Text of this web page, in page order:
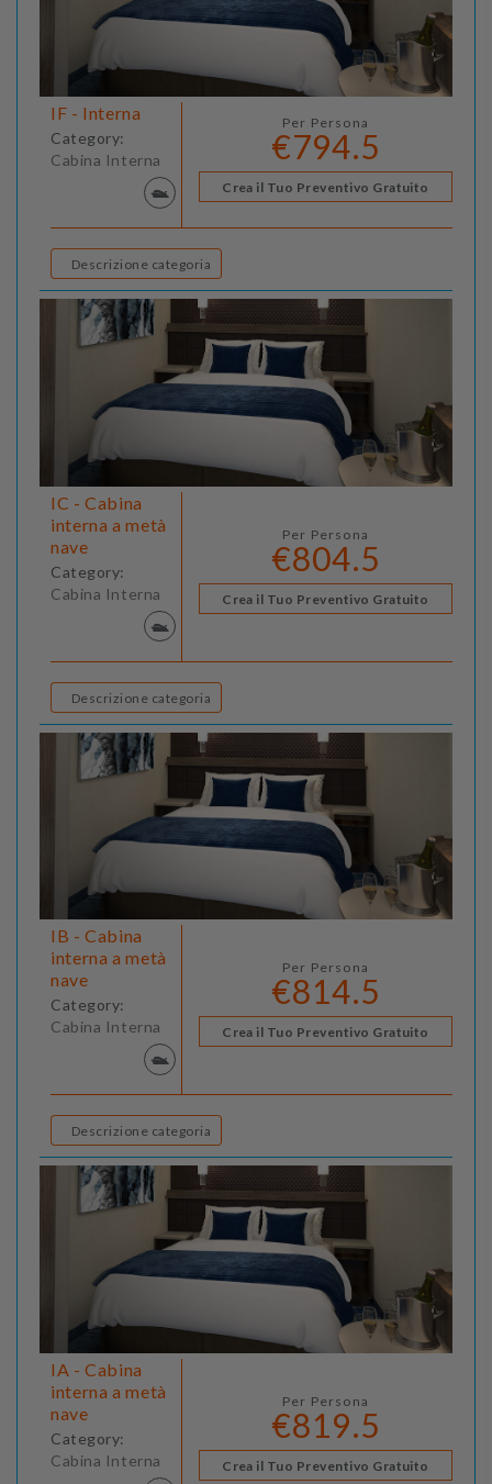
IF - Interna
Category:
Cabina Interna
Per Persona
€794.5
Crea il Tuo Preventivo Gratuito
Descrizione categoria
IC - Cabina
interna a metà
nave
Category:
Cabina Interna
Per Persona
€804.5
Crea il Tuo Preventivo Gratuito
Descrizione categoria
IB - Cabina
interna a metà
nave
Category:
Cabina Interna
Per Persona
€814.5
Crea il Tuo Preventivo Gratuito
Descrizione categoria
IA - Cabina
interna a metà
nave
Category:
Cabina Interna
Per Persona
€819.5
Crea il Tuo Preventivo Gratuito